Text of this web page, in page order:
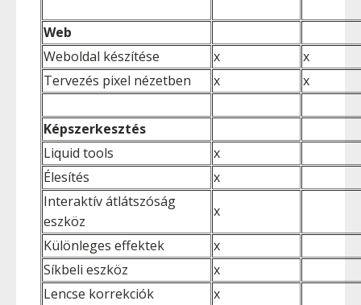
Web
Weboldal készítése
x
x
Tervezés pixel nézetben
x x
Képszerkesztés
Liquid tools
x
Élesítés
x
Interaktív átlátszóság
eszköz
x
Különleges effektek
x
Síkbeli eszköz
x
Lencse korrekciók
x